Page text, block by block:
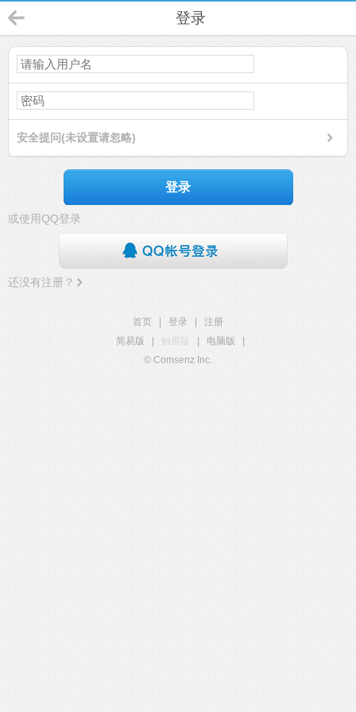
登录
安全提问(未设置请忽略)
登录
或使用QQ登录
还没有注册？
首页 登录
注册
简易版
触屏版 电脑版
© Comsenz Inc.